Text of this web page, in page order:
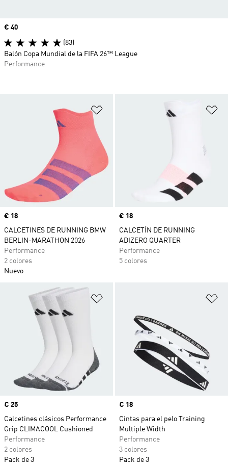
Añadir a la lista de deseos
Precio
€ 18
CALCETINES DE RUNNING BMW
BERLIN-MARATHON 2026
Performance
2 colores
Nuevo
Precio
€ 18
CALCETÍN DE RUNNING
ADIZERO QUARTER
Performance
5 colores
Precio
€ 25
Calcetines clásicos Performance
Grip CLIMACOOL Cushioned
Performance
2 colores
Pack de 3
Precio
€ 18
Cintas para el pelo Training
Multiple Width
Performance
3 colores
Pack de 3
Precio
€ 40
(83)
Balón Copa Mundial de la FIFA 26™ League
Performance